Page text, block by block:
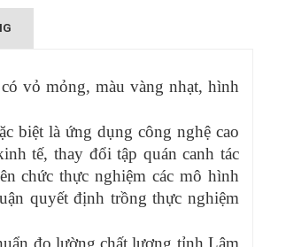
vỏ mỏng, màu vàng nhạt, hình
biệt là ứng dụng công nghệ cao
tế, thay đổi tập quán canh tác
chức thực nghiệm các mô hình
quyết định trồng thực nghiệm
đo lường chất lượng tỉnh Lâm